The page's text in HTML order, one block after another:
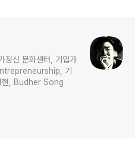
정신 문화센터, 기업가
기
현, Budher Song